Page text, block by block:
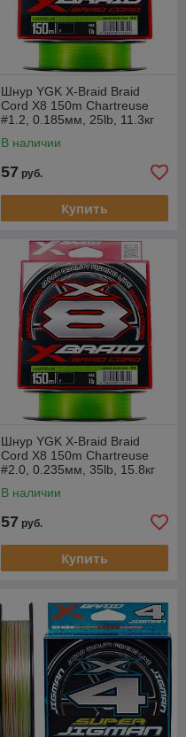
Шнур YGK X-Braid Braid
Cord X8 150m Chartreuse
#1.2, 0.185мм, 25lb, 11.3кг
В наличии
57 руб.
Купить
Шнур YGK X-Braid Braid
Cord X8 150m Chartreuse
#2.0, 0.235мм, 35lb, 15.8кг
В наличии
57 руб.
Купить